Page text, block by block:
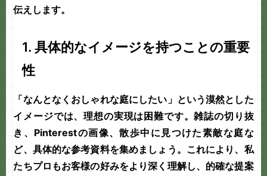
伝えします。
1. 具体的なイメージを持つことの重要
性
「なんとなくおしゃれな庭にしたい」という漠然とした
イメージでは、理想の実現は困難です。雑誌の切り抜
き、Pinterestの画像、散歩中に見つけた素敵な庭な
ど、具体的な参考資料を集めましょう。これにより、私
たちプロもお客様の好みをより深く理解し、的確な提案